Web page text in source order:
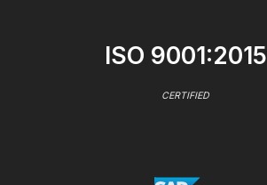
ISO 9001:2015
CERTIFIED